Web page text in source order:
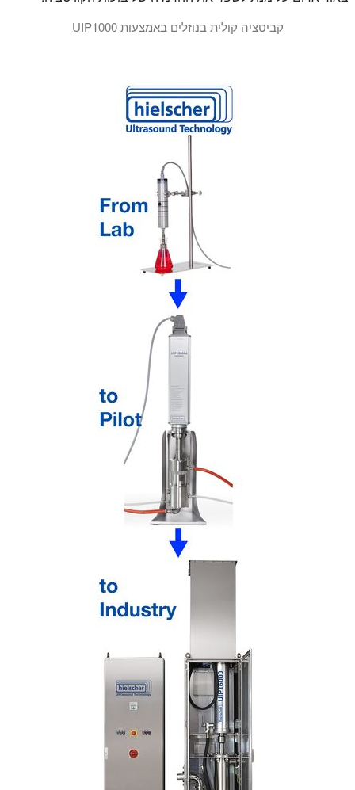
קביטציה קולית בנוזלים באמצעות UIP1000